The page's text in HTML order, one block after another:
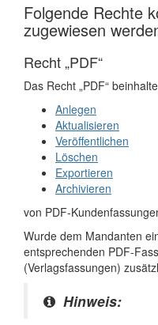
Folgende Rechte
zugewiesen
Recht „PDF“
Das Recht „PDF“
Anlegen
Aktualisieren
Veröffentlichen
Löschen
Exportieren
Archivieren
von PDF-
Wurde dem Mandanten
entsprechenden PDF-
(Verlagsfassungen)
Hinweis: